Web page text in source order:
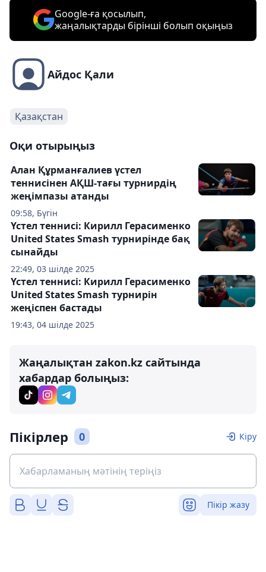
Google-ға қосылып,
жаңалықтарды бірінші болып оқыңыз
Айдос Қали
Қазақстан
Оқи отырыңыз
09:58, Бүгін
Алан Құрманғалиев үстел
теннисінен АҚШ-тағы турнирдің
жеңімпазы атанды
22:49, 03 шілде 2025
Үстел теннисі: Кирилл Герасименко
United States Smash турнирінде бақ
сынайды
19:43, 04 шілде 2025
Үстел теннисі: Кирилл Герасименко
United States Smash турнирін
жеңіспен бастады
Жаңалықтан zakon.kz сайтында
хабардар болыңыз:
Пікірлер 0 Кіру
Пікір жазу